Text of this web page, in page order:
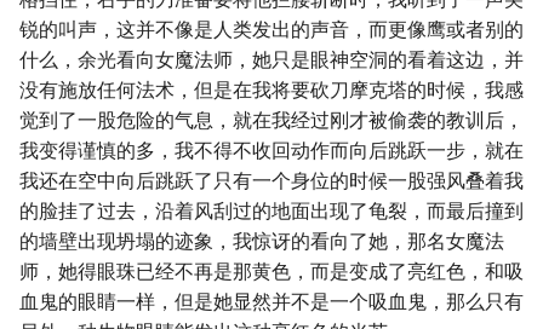
锐的叫声，这并不像是人类发出的声音，而更像鹰或者别的
什么，余光看向女魔法师，她只是眼神空洞的看着这边，并
没有施放任何法术，但是在我将要砍刀摩克塔的时候，我感
觉到了一股危险的气息，就在我经过刚才被偷袭的教训后，
我变得谨慎的多，我不得不收回动作而向后跳跃一步，就在
我还在空中向后跳跃了只有一个身位的时候一股强风叠着我
的脸挂了过去，沿着风刮过的地面出现了龟裂，而最后撞到
的墙壁出现坍塌的迹象，我惊讶的看向了她，那名女魔法
师，她得眼珠已经不再是那黄色，而是变成了亮红色，和吸
血鬼的眼睛一样，但是她显然并不是一个吸血鬼，那么只有